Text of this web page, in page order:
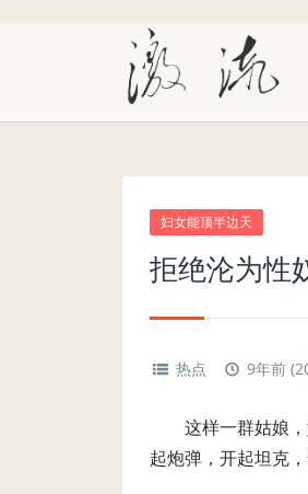
妇女能顶半边天
拒绝沦为性
热点 9年前
这样一群姑娘
起炮弹，开起坦克